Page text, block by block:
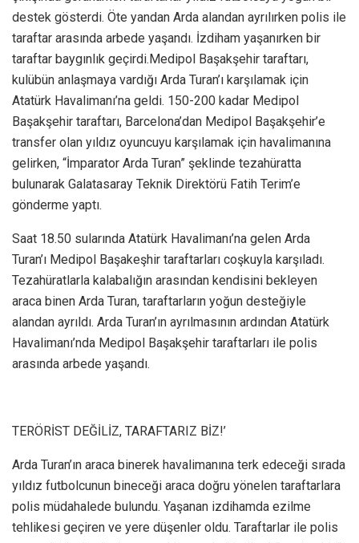
destek gösterdi. Öte yandan Arda alandan ayrılırken polis ile
taraftar arasında arbede yaşandı. İzdiham yaşanırken bir
taraftar baygınlık geçirdi.Medipol Başakşehir taraftarı,
kulübün anlaşmaya vardığı Arda Turan’ı karşılamak için
Atatürk Havalimanı’na geldi. 150-200 kadar Medipol
Başakşehir taraftarı, Barcelona’dan Medipol Başakşehir’e
transfer olan yıldız oyuncuyu karşılamak için havalimanına
gelirken, “İmparator Arda Turan” şeklinde tezahüratta
bulunarak Galatasaray Teknik Direktörü Fatih Terim’e
gönderme yaptı.
Saat 18.50 sularında Atatürk Havalimanı’na gelen Arda
Turan’ı Medipol Başakeşhir taraftarları coşkuyla karşıladı.
Tezahüratlarla kalabalığın arasından kendisini bekleyen
araca binen Arda Turan, taraftarların yoğun desteğiyle
alandan ayrıldı. Arda Turan’ın ayrılmasının ardından Atatürk
Havalimanı’nda Medipol Başakşehir taraftarları ile polis
arasında arbede yaşandı.
TERÖRİST DEĞİLİZ, TARAFTARIZ BİZ!’
Arda Turan’ın araca binerek havalimanına terk edeceği sırada
yıldız futbolcunun bineceği araca doğru yönelen taraftarlara
polis müdahalede bulundu. Yaşanan izdihamda ezilme
tehlikesi geçiren ve yere düşenler oldu. Taraftarlar ile polis